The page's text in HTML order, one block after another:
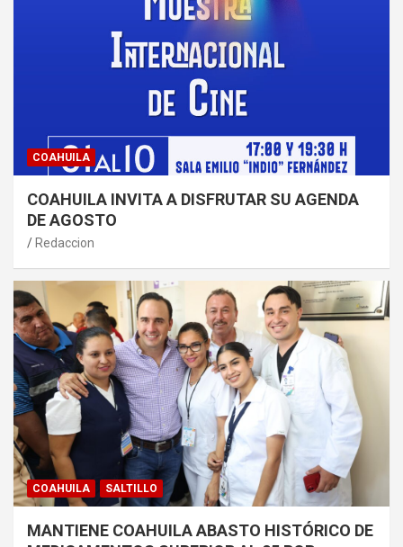
COAHUILA
COAHUILA INVITA A DISFRUTAR SU AGENDA
DE AGOSTO
Redaccion
COAHUILA SALTILLO
MANTIENE COAHUILA ABASTO HISTÓRICO DE